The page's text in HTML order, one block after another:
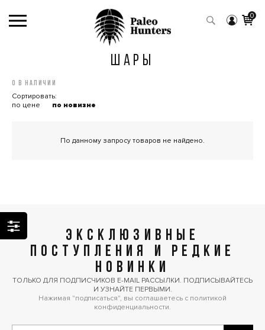
0
ШАРЫ
0 в наличии
Сортировать:
по цене
по новизне
По данному запросу товаров не найдено.
ЭКСКЛЮЗИВНЫЕ
ПОСТУПЛЕНИЯ И РЕДКИЕ
НОВИНКИ
ТОЛЬКО ДЛЯ ПОДПИСЧИКОВ E-MAIL РАССЫЛКИ. ПОДПИСЫВАЙТЕСЬ
И УЗНАЙТЕ ПЕРВЫМИ.
Нажимая "подписаться", вы соглашаетесь с политикой
конфиденциальности.